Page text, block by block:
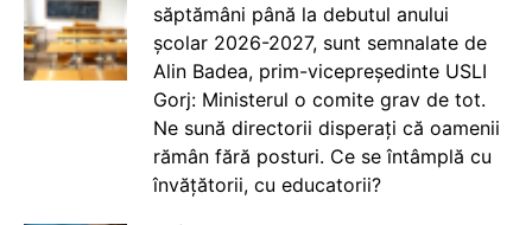
săptămâni până la debutul anului
școlar 2026-2027, sunt semnalate de
Alin Badea, prim-vicepreședinte USLI
Gorj: Ministerul o comite grav de tot.
Ne sună directorii disperați că oamenii
rămân fără posturi. Ce se întâmplă cu
învățătorii, cu educatorii?